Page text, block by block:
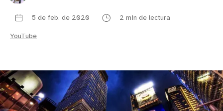
5 de feb. de 2020 2 min de lectura
YouTube